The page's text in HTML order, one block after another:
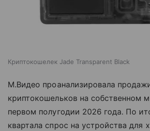
Криптокошелек Jade Transparent Black
М.Видео проанализировала
криптокошельков на собственном
первом полугодии 2026 года. По
квартала спрос на устройства для